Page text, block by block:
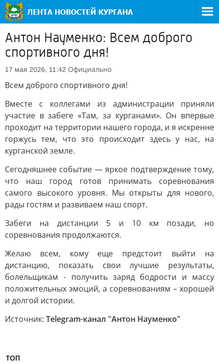
Антон Науменко: Всем доброго
спортивного дня!
17 мая 2026, 11:42 Официально
Всем доброго спортивного дня!
Вместе с коллегами из администрации приняли
участие в забеге «Там, за курганами». Он впервые
проходит на территории нашего города, и я искренне
горжусь тем, что это происходит здесь у нас, на
курганской земле.
Сегодняшнее событие — яркое подтверждение тому,
что наш город готов принимать соревнования
самого высокого уровня. Мы открыты для нового,
рады гостям и развиваем наш спорт.
Забеги на дистанции 5 и 10 км позади, но
соревнования продолжаются.
Желаю всем, кому еще предстоит выйти на
дистанцию, показать свои лучшие результаты,
болельщикам - получить заряд бодрости и массу
положительных эмоций, а соревнованиям – хорошей
и долгой истории.
Источник: Telegram-канал "Антон Науменко"
ТОП